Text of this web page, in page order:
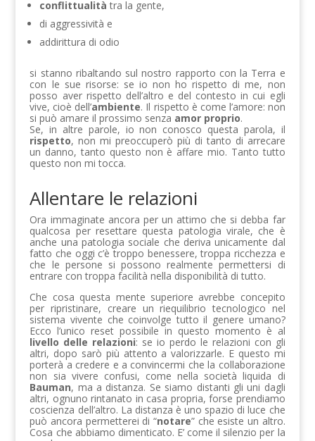
conflittualità tra la gente,
di aggressività e
addirittura di odio
si stanno ribaltando sul nostro rapporto con la Terra e
con le sue risorse: se io non ho rispetto di me, non
posso aver rispetto dell’altro e del contesto in cui egli
vive, cioè dell’ambiente. Il rispetto è come l’amore: non
si può amare il prossimo senza amor proprio.
Se, in altre parole, io non conosco questa parola, il
rispetto, non mi preoccuperò più di tanto di arrecare
un danno, tanto questo non è affare mio. Tanto tutto
questo non mi tocca.
Allentare le relazioni
Ora immaginate ancora per un attimo che si debba far
qualcosa per resettare questa patologia virale, che è
anche una patologia sociale che deriva unicamente dal
fatto che oggi c’è troppo benessere, troppa ricchezza e
che le persone si possono realmente permettersi di
entrare con troppa facilità nella disponibilità di tutto.
Che cosa questa mente superiore avrebbe concepito
per ripristinare, creare un riequilibrio tecnologico nel
sistema vivente che coinvolge tutto il genere umano?
Ecco l’unico reset possibile in questo momento è al
livello delle relazioni: se io perdo le relazioni con gli
altri, dopo sarò più attento a valorizzarle. E questo mi
porterà a credere e a convincermi che la collaborazione
non sia vivere confusi, come nella società liquida di
Bauman, ma a distanza. Se siamo distanti gli uni dagli
altri, ognuno rintanato in casa propria, forse prendiamo
coscienza dell’altro. La distanza è uno spazio di luce che
può ancora permetterei di “notare” che esiste un altro.
Cosa che abbiamo dimenticato. E’ come il silenzio per la